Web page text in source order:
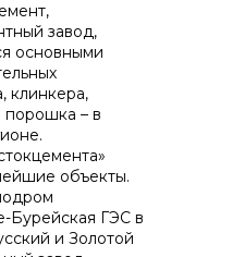
завод,
основными
клинкера,
порошка – в
объекты.
Бурейская ГЭС в
и Золотой